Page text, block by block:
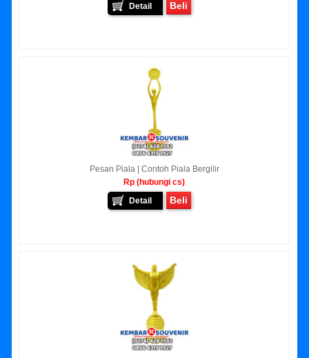
Detail Beli
Pesan Piala | Contoh Piala Bergilir
Rp (hubungi cs)
Detail
Beli